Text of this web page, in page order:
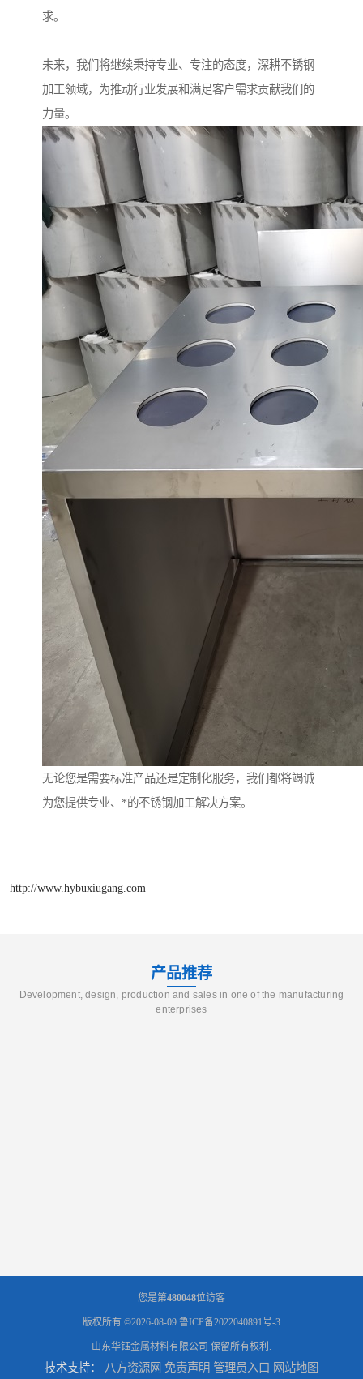
求。
未来，我们将继续秉持专业、专注的态度，深耕不锈钢
加工领域，为推动行业发展和满足客户需求贡献我们的
力量。
无论您是需要标准产品还是定制化服务，我们都将竭诚
为您提供专业、*的不锈钢加工解决方案。
http://www.hybuxiugang.com
产品推荐
Development, design, production and sales in one of the manufacturing
enterprises
您是第480048位访客
版权所有 ©2026-08-09 鲁ICP备2022040891号-3
山东华钰金属材料有限公司 保留所有权利.
技术支持： 八方资源网 免责声明 管理员入口 网站地图